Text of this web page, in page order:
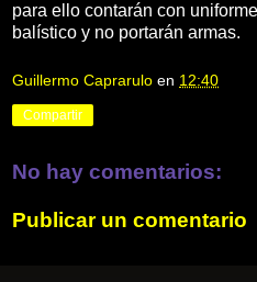
para ello contarán con
balístico y no portarán armas.
Guillermo Caprarulo en 12:40
Compartir
No hay comentarios:
Publicar un comentario